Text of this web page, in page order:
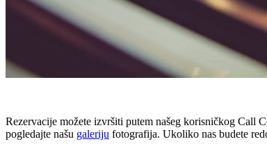
Rezervacije možete izvršiti putem našeg korisničkog Call
pogledajte našu galeriju fotografija. Ukoliko nas budete